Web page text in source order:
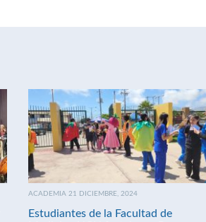
ACADEMIA 21 DICIEMBRE, 2024
Estudiantes de la Facultad de